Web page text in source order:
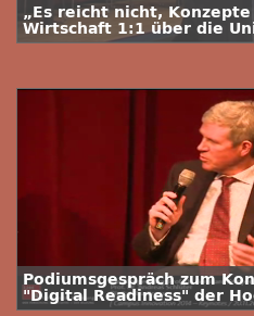
„Es reicht nicht,
Wirtschaft 1:1 über die
stülpen“ - Interview mit
Podiumsgespräch zum
"Digital Readiness" der